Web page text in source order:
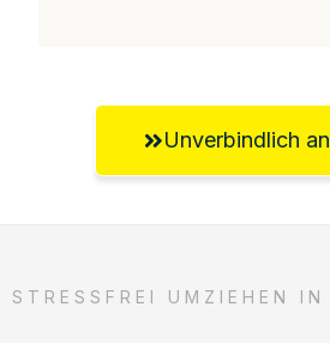
Unverbindlich
STRESSFREI UMZIEHEN